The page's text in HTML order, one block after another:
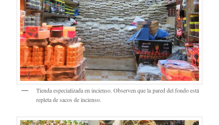
Tienda especializada en incienso. Observen que la pared del fondo está
repleta de sacos de incienso.